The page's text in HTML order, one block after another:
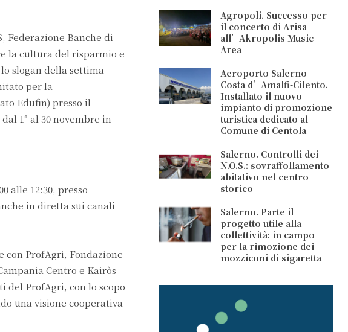
Federazione Banche di
la cultura del risparmio e
slogan della settima
per la
Edufin) presso il
1° al 30 novembre in
alle 12:30, presso
in diretta sui canali
con ProfAgri, Fondazione
Centro e Kairòs
del ProfAgri, con lo scopo
una visione cooperativa
Agropoli. Successo per
il concerto di Arisa
all’Akropolis Music
Area
Aeroporto Salerno-
Costa d’Amalfi-Cilento.
Installato il nuovo
impianto di promozione
turistica dedicato al
Comune di Centola
Salerno. Controlli dei
N.O.S.: sovraffollamento
abitativo nel centro
storico
Salerno. Parte il
progetto utile alla
collettività: in campo
per la rimozione dei
mozziconi di sigaretta